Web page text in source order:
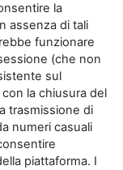
la
assenza di tali
funzionare
(che non
sul
la chiusura del
trasmissione di
numeri casuali
piattaforma. I